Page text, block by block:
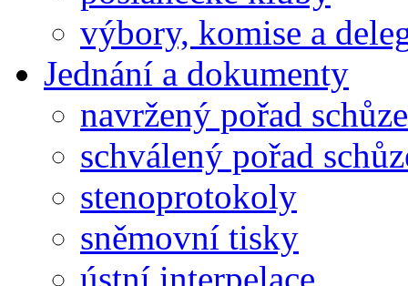
výbory, komise a
Jednání a dokumenty
navržený pořad schůze
schválený pořad
stenoprotokoly
sněmovní tisky
ústní interpelace